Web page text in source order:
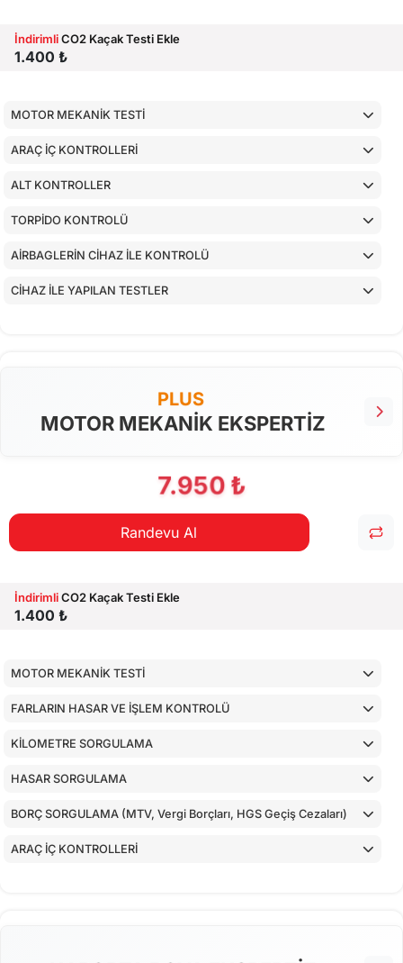
İndirimliCO2 Kaçak Testi Ekle
1.400 ₺
MOTOR MEKANİK TESTİ
ARAÇ İÇ KONTROLLERİ
ALT KONTROLLER
TORPİDO KONTROLÜ
AİRBAGLERİN CİHAZ İLE KONTROLÜ
CİHAZ İLE YAPILAN TESTLER
PLUS
MOTOR MEKANİK EKSPERTİZ
7.950 ₺
Randevu Al
İndirimliCO2 Kaçak Testi Ekle
1.400 ₺
MOTOR MEKANİK TESTİ
FARLARIN HASAR VE İŞLEM KONTROLÜ
KİLOMETRE SORGULAMA
HASAR SORGULAMA
BORÇ SORGULAMA (MTV, Vergi Borçları, HGS Geçiş Cezaları)
ARAÇ İÇ KONTROLLERİ